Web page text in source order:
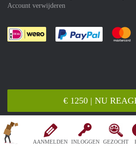
AANMELDEN INLOGGEN GEZOCHT
€ 1250 | NU
Account verwijderen
Je rekent